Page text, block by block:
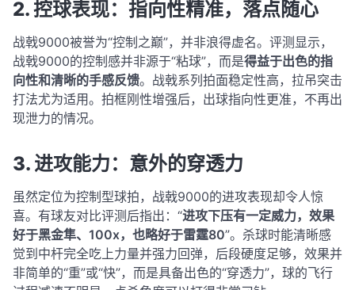
2. 控球表现：指向性精准，落点随心
战戟9000被誉为“控制之巅”，并非浪得虚名。评测显示，
战戟9000的控制感并非源于“粘球”，而是得益于出色的指
向性和清晰的手感反馈。战戟系列拍面稳定性高，拉吊突击
打法尤为适用。拍框刚性增强后，出球指向性更准，不再出
现泄力的情况。
3. 进攻能力：意外的穿透力
虽然定位为控制型球拍，战戟9000的进攻表现却令人惊
喜。有球友对比评测后指出：“进攻下压有一定威力，效果
好于黑金隼、100x，也略好于雷霆80”。杀球时能清晰感
觉到中杆完全吃上力量并强力回弹，后段硬度足够，效果并
非简单的“重”或“快”，而是具备出色的“穿透力”，球的飞行